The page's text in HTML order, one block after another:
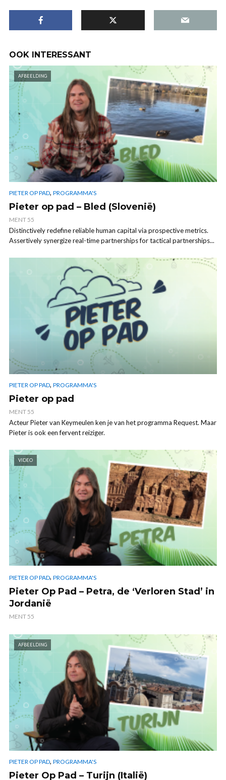
OOK INTERESSANT
AFBEELDING
PIETER OP PAD, PROGRAMMA'S
Pieter op pad – Bled (Slovenië)
MENT 55
Distinctively redefine reliable human capital via prospective metrics.
Assertively synergize real-time partnerships for tactical partnerships...
PIETER OP PAD, PROGRAMMA'S
Pieter op pad
MENT 55
Acteur Pieter van Keymeulen ken je van het programma Request. Maar
Pieter is ook een fervent reiziger.
VIDEO
PIETER OP PAD, PROGRAMMA'S
Pieter Op Pad – Petra, de ‘Verloren Stad’ in
Jordanië
MENT 55
AFBEELDING
PIETER OP PAD, PROGRAMMA'S
Pieter Op Pad – Turijn (Italië)